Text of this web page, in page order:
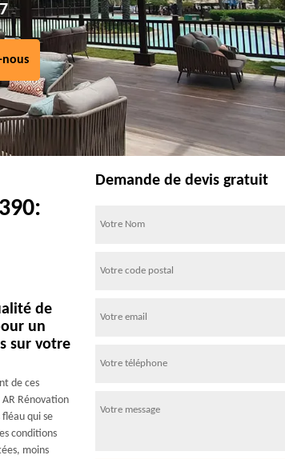
nous
de
un
sur votre
de ces
Rénovation
qui se
conditions
moins
Demande de devis gratuit